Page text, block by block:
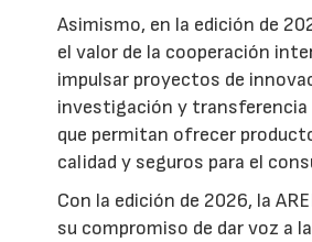
Asimismo, en la edición de
el valor de la cooperación
impulsar proyectos de
investigación y transferencia
que permitan ofrecer
calidad y seguros para el
Con la edición de 2026, la
su compromiso de dar voz a